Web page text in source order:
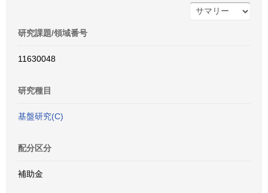
研究課題/領域番号
11630048
研究種目
基盤研究(C)
配分区分
補助金